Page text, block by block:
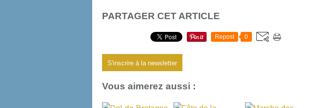
PARTAGER CET ARTICLE
Repost 0
S'inscrire à la newsletter
Vous aimerez aussi :